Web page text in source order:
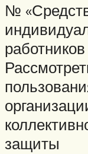
№
защиты